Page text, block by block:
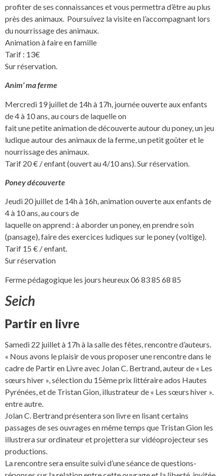
profiter de ses connaissances et vous permettra d’être au plus
près des animaux. Poursuivez la visite en l’accompagnant lors
du nourrissage des animaux.
Animation à faire en famille
Tarif : 13€
Sur réservation.
Anim’ ma ferme
Mercredi 19 juillet de 14h à 17h, journée ouverte aux enfants
de 4 à 10 ans, au cours de laquelle on
fait une petite animation de découverte autour du poney, un jeu
ludique autour des animaux de la ferme, un petit goûter et le
nourrissage des animaux.
Tarif 20 € / enfant (ouvert au 4/10 ans). Sur réservation.
Poney découverte
Jeudi 20 juillet de 14h à 16h, animation ouverte aux enfants de
4 à 10 ans, au cours de
laquelle on apprend : à aborder un poney, en prendre soin
(pansage), faire des exercices ludiques sur le poney (voltige).
Tarif 15 € / enfant.
Sur réservation
Ferme pédagogique les jours heureux 06 83 85 68 85
Seich
Partir en livre
Samedi 22 juillet à 17h à la salle des fêtes, rencontre d’auteurs.
« Nous avons le plaisir de vous proposer une rencontre dans le
cadre de Partir en Livre avec Jolan C. Bertrand, auteur de « Les
sœurs hiver », sélection du 15ème prix littéraire ados Hautes
Pyrénées, et de Tristan Gion, illustrateur de « Les sœurs hiver ».
entre autre.
Jolan C. Bertrand présentera son livre en lisant certains
passages de ses ouvrages en même temps que Tristan Gion les
illustrera sur ordinateur et projettera sur vidéoprojecteur ses
productions.
La rencontre sera ensuite suivi d’une séance de questions-